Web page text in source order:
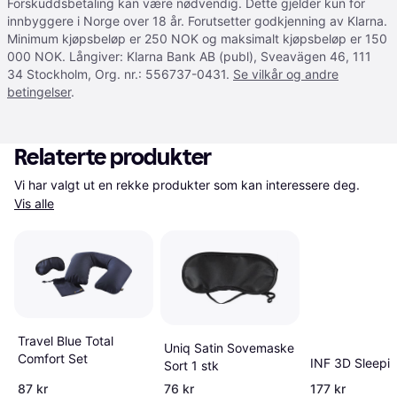
Forskuddsbetaling kan være nødvendig. Dette gjelder kun for
innbyggere i Norge over 18 år. Forutsetter godkjenning av Klarna.
Minimum kjøpsbeløp er 250 NOK og maksimalt kjøpsbeløp er 150
000 NOK. Långiver: Klarna Bank AB (publ), Sveavägen 46, 111
34 Stockholm, Org. nr.: 556737-0431. Se vilkår og andre
betingelser.
Relaterte produkter
Vis alle
Travel Blue Total
Comfort Set
87 kr
Uniq Satin Sovemaske
Sort 1 stk
76 kr
INF 3D
177 kr